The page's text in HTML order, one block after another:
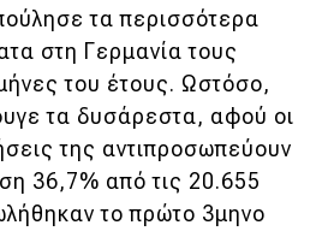
τα περισσότερα
στη Γερμανία τους
του έτους. Ωστόσο,
τα δυσάρεστα, αφού οι
της αντιπροσωπεύουν
36,7% από τις 20.655
το πρώτο 3μηνο